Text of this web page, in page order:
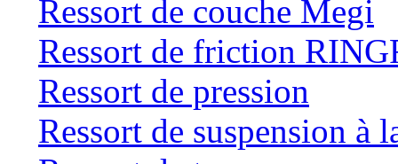
Ressort de couche Megi
Ressort de friction
Ressort de pression
Ressort de suspension à